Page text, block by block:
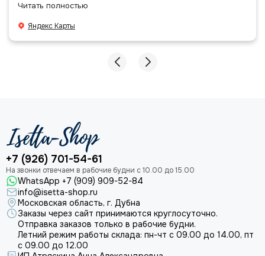
даже есть подарочек, очень приятно. Спасибо
большое команде!
Читать полностью
Яндекс Карты
+7 (926) 701-54-61
WhatsApp +7 (909) 909-52-84
info@isetta-shop.ru
Московская область, г. Дубна
Заказы через сайт принимаются круглосуточно.
Отправка заказов только в рабочие будни.
Летний режим работы склада: пн-чт с 09.00 до 14.00, пт
с 09.00 до 12.00